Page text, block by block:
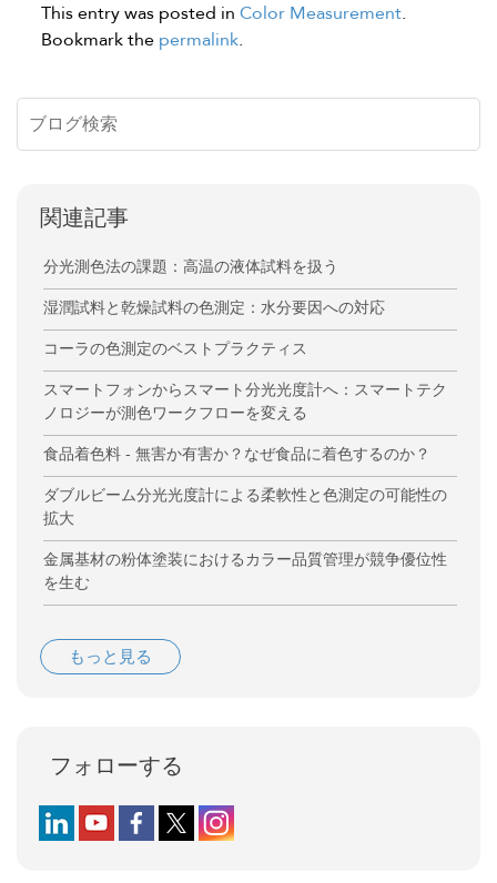
This entry was posted in Color Measurement.
Bookmark the permalink.
関連記事
分光測色法の課題：高温の液体試料を扱う
湿潤試料と乾燥試料の色測定：水分要因への対応
コーラの色測定のベストプラクティス
スマートフォンからスマート分光光度計へ：スマートテク
ノロジーが測色ワークフローを変える
食品着色料 - 無害か有害か？なぜ食品に着色するのか？
ダブルビーム分光光度計による柔軟性と色測定の可能性の
拡大
金属基材の粉体塗装におけるカラー品質管理が競争優位性
を生む
もっと見る
フォローする
Follow us on LinkedIn
Follow us on YouTube
Follow us on Facebook
Follow us on X (formerly Twitter)
Follow us on Instagram